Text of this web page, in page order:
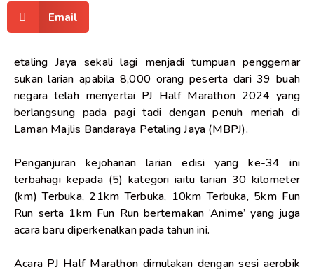
Email
etaling Jaya sekali lagi menjadi tumpuan penggemar
sukan larian apabila 8,000 orang peserta dari 39 buah
negara telah menyertai PJ Half Marathon 2024 yang
berlangsung pada pagi tadi dengan penuh meriah di
Laman Majlis Bandaraya Petaling Jaya (MBPJ).
Penganjuran kejohanan larian edisi yang ke-34 ini
terbahagi kepada (5) kategori iaitu larian 30 kilometer
(km) Terbuka, 21km Terbuka, 10km Terbuka, 5km Fun
Run serta 1km Fun Run bertemakan ‘Anime’ yang juga
acara baru diperkenalkan pada tahun ini.
Acara PJ Half Marathon dimulakan dengan sesi aerobik